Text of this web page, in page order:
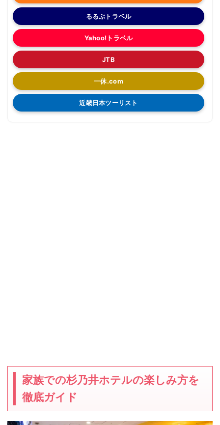
るるぶトラベル
Yahoo!トラベル
JTB
一休.com
近畿日本ツーリスト
家族での杉乃井ホテルの楽しみ方を
徹底ガイド